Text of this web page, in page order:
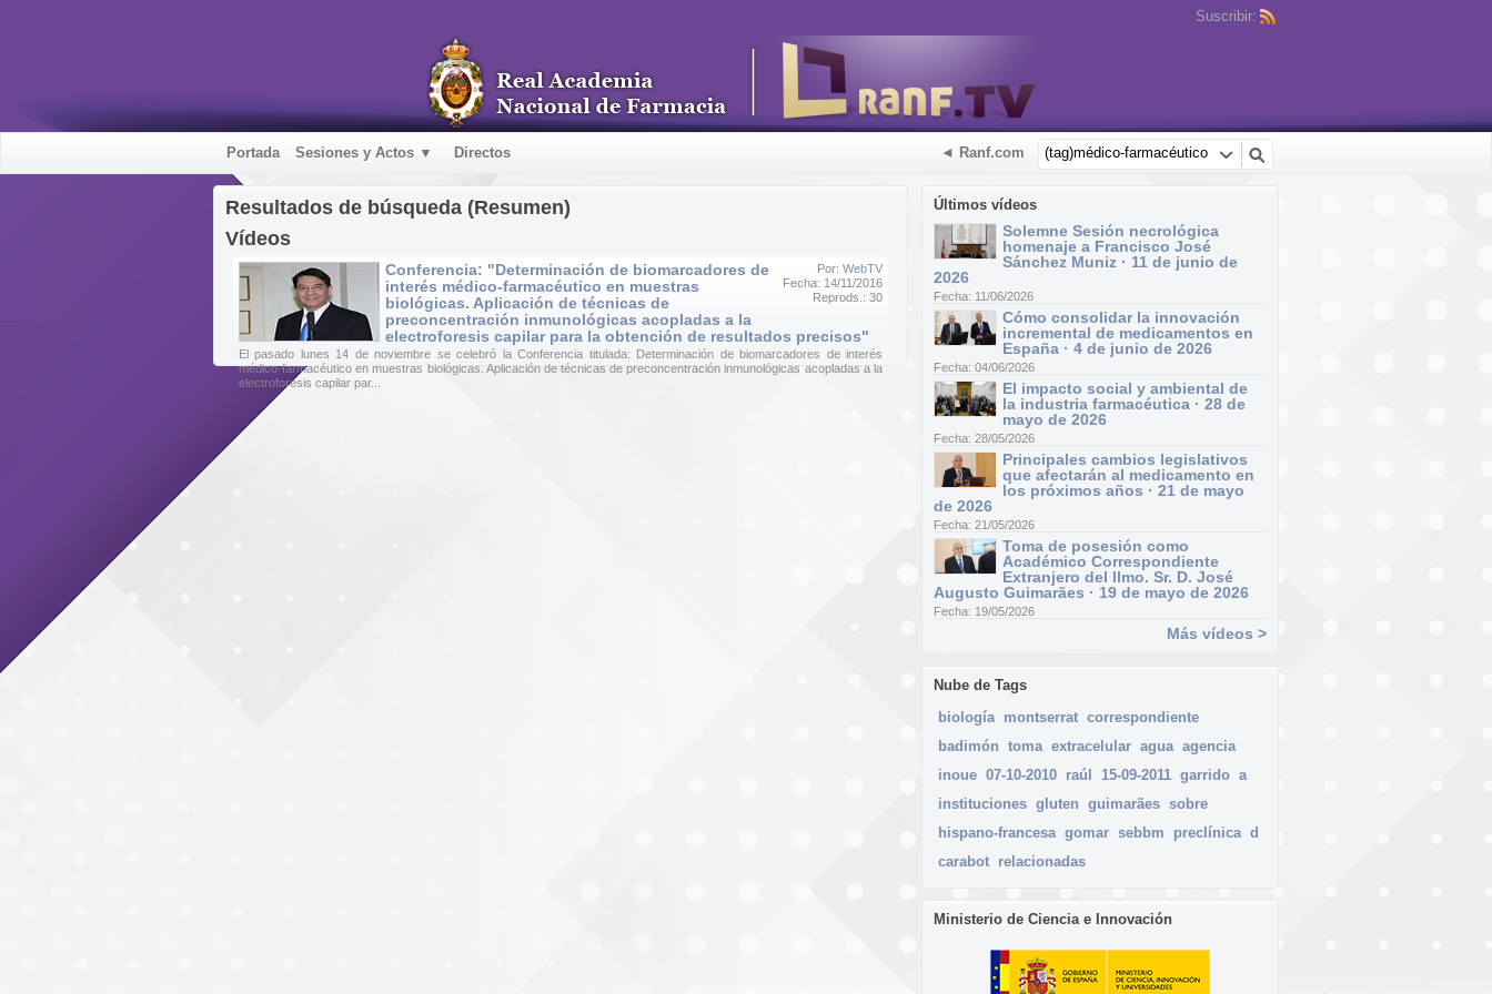
Suscribir:
Portada Sesiones y Actos ▼ Directos ◄ Ranf.com
Últimos vídeos
Solemne Sesión necrológica
homenaje a Francisco José
Sánchez Muniz · 11 de junio de
2026
Fecha: 11/06/2026
Cómo consolidar la innovación
incremental de medicamentos en
España · 4 de junio de 2026
Fecha: 04/06/2026
El impacto social y ambiental de
la industria farmacéutica · 28 de
mayo de 2026
Fecha: 28/05/2026
Principales cambios legislativos
que afectarán al medicamento en
los próximos años · 21 de mayo
de 2026
Fecha: 21/05/2026
Toma de posesión como
Académico Correspondiente
Extranjero del Ilmo. Sr. D. José
Augusto Guimarães · 19 de mayo de 2026
Fecha: 19/05/2026
Más vídeos >
Nube de Tags
biología montserrat correspondiente
badimón toma extracelular agua agencia
inoue 07-10-2010 raúl 15-09-2011 garrido a
instituciones gluten guimarães sobre
hispano-francesa gomar sebbm preclínica d
carabot relacionadas
Ministerio de Ciencia e Innovación
Resultados de búsqueda (Resumen)
Vídeos
Por: WebTV
Fecha: 14/11/2016
Reprods.: 30
Conferencia: "Determinación de biomarcadores de
interés médico-farmacéutico en muestras
biológicas. Aplicación de técnicas de
preconcentración inmunológicas acopladas a la
electroforesis capilar para la obtención de resultados precisos"
El pasado lunes 14 de noviembre se celebró la Conferencia titulada: Determinación de biomarcadores de interés
médico-farmacéutico en muestras biológicas. Aplicación de técnicas de preconcentración inmunológicas acopladas a la
electroforesis capilar par...